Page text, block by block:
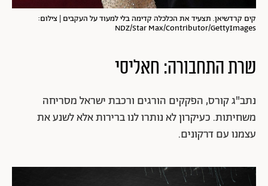
קים קרדשיאן. תצעיד את הכלכלה קדימה בלי למעוד על העקבים | צילום:
NDZ/Star Max/Contributor/GettyImages
שרת התחבורה: חאליסי
נתב"ג קורס, הפקקים הורגים ורכבת ישראל מסריחה
משחיתות. כעיקרון לא נותרו לנו ברירות אלא לשנע את
עצמנו עם דרקונים.